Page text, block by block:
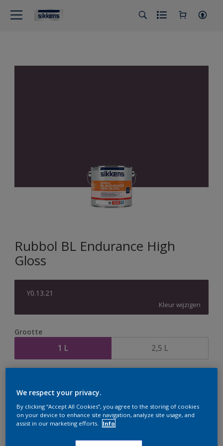
Rubbol BL Endurance High
Gloss
Y0.13.21
Kleur wijzigen
Grootte
1 L 2,5 L
te bestellen. Houd de website in de gaten, we werken
We respect your privacy.
By clicking “Accept All Cookies”, you agree to the storing of cookies
on your device to enhance site navigation, analyze site usage, and
assist in our marketing efforts.
Info